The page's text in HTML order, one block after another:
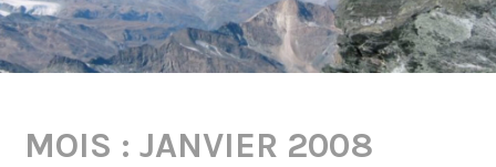
MOIS :JANVIER 2008